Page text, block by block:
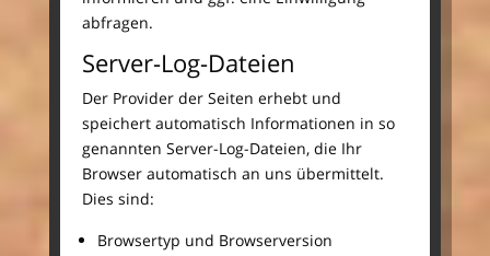
abfragen.
Server-Log-Dateien
Der Provider der Seiten erhebt und
speichert automatisch Informationen in so
genannten Server-Log-Dateien, die Ihr
Browser automatisch an uns übermittelt.
Dies sind:
Browsertyp und Browserversion